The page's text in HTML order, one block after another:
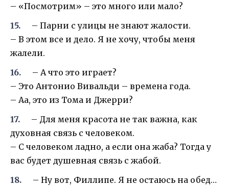
– «Посмотрим» – это много или мало?
– Парни с улицы не знают жалости.
– В этом все и дело. Я не хочу, чтобы меня
жалели.
– А что это играет?
– Это Антонио Вивальди – времена года.
– Аа, это из Тома и Джерри?
– Для меня красота не так важна, как
духовная связь с человеком.
– С человеком ладно, а если она жаба? Тогда у
вас будет душевная связь с жабой.
– Ну вот, Филлипе. Я не остаюсь на обед…